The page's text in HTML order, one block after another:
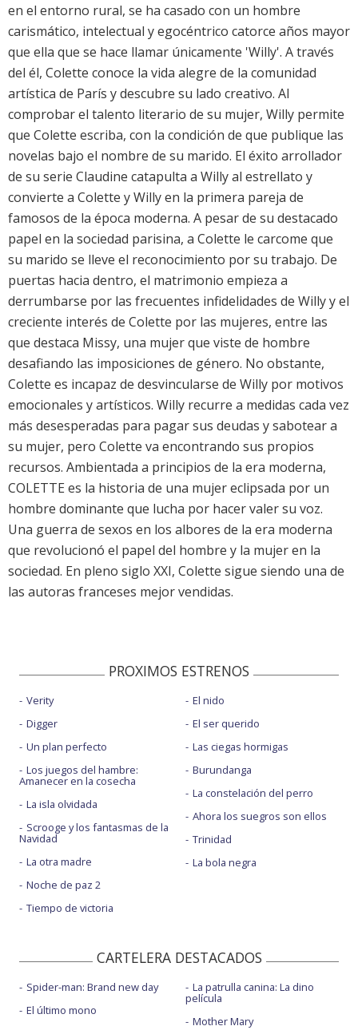
en el entorno rural, se ha casado con un hombre
carismático, intelectual y egocéntrico catorce años mayor
que ella que se hace llamar únicamente 'Willy'. A través
del él, Colette conoce la vida alegre de la comunidad
artística de París y descubre su lado creativo. Al
comprobar el talento literario de su mujer, Willy permite
que Colette escriba, con la condición de que publique las
novelas bajo el nombre de su marido. El éxito arrollador
de su serie Claudine catapulta a Willy al estrellato y
convierte a Colette y Willy en la primera pareja de
famosos de la época moderna. A pesar de su destacado
papel en la sociedad parisina, a Colette le carcome que
su marido se lleve el reconocimiento por su trabajo. De
puertas hacia dentro, el matrimonio empieza a
derrumbarse por las frecuentes infidelidades de Willy y el
creciente interés de Colette por las mujeres, entre las
que destaca Missy, una mujer que viste de hombre
desafiando las imposiciones de género. No obstante,
Colette es incapaz de desvincularse de Willy por motivos
emocionales y artísticos. Willy recurre a medidas cada vez
más desesperadas para pagar sus deudas y sabotear a
su mujer, pero Colette va encontrando sus propios
recursos. Ambientada a principios de la era moderna,
COLETTE es la historia de una mujer eclipsada por un
hombre dominante que lucha por hacer valer su voz.
Una guerra de sexos en los albores de la era moderna
que revolucionó el papel del hombre y la mujer en la
sociedad. En pleno siglo XXI, Colette sigue siendo una de
las autoras franceses mejor vendidas.
PROXIMOS ESTRENOS
Verity
Digger
Un plan perfecto
Los juegos del hambre:
Amanecer en la cosecha
La isla olvidada
Scrooge y los fantasmas de la
Navidad
La otra madre
Noche de paz 2
Tiempo de victoria
El nido
El ser querido
Las ciegas hormigas
Burundanga
La constelación del perro
Ahora los suegros son ellos
Trinidad
La bola negra
CARTELERA DESTACADOS
Spider-man: Brand new day
El último mono
La patrulla canina: La dino
película
Mother Mary